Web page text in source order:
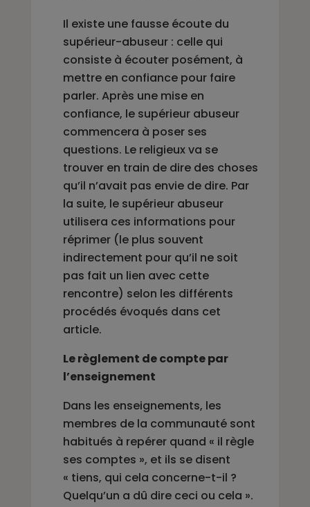
Il existe une fausse écoute du
supérieur-abuseur : celle qui
consiste à écouter posément, à
mettre en confiance pour faire
parler. Après une mise en
confiance, le supérieur abuseur
commencera à poser ses
questions. Le religieux va se
trouver en train de dire des choses
qu’il n’avait pas envie de dire. Par
la suite, le supérieur abuseur
utilisera ces informations pour
réprimer (le plus souvent
indirectement pour qu’il ne soit
pas fait un lien avec cette
rencontre) selon les différents
procédés évoqués dans cet
article.
Le règlement de compte par
l’enseignement
Dans les enseignements, les
membres de la communauté sont
habitués à repérer quand « il règle
ses comptes », et ils se disent
« tiens, qui cela concerne-t-il ?
Quelqu’un a dû dire ceci ou cela ».